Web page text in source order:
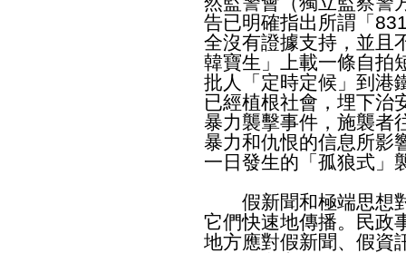
告已明確指出所謂「
全沒有證據支持，並且
韓寶生」上載一條自拍
批人「定時定候」到港
已經植根社會，埋下治
暴力襲擊事件，施襲者
暴力和仇恨的信息所影
一日發生的「孤狼式」
假新聞和極端思想對
它們快速地傳播。民政
地方應對假新聞、假資